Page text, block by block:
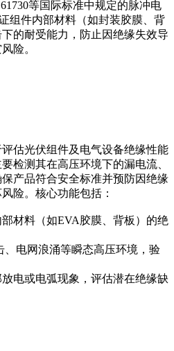
等国际标准中规定的脉冲电
组件内部材料（如封装胶膜、背
的耐受能力，防止因绝缘失效导
险。
估光伏组件及电气设备绝缘性能
检测其在高压环境下的漏电流、
产品符合安全标准并预防因绝缘
险。核心功能包括：
材料（如EVA胶膜、背板）的绝
电网浪涌等瞬态高压环境，验
电或电弧现象，评估潜在绝缘缺